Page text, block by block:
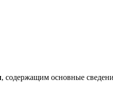
, содержащим основные